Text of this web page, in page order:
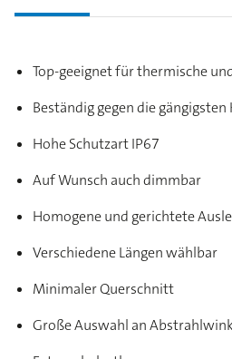
Top-geeignet für thermische
Beständig gegen die
Hohe Schutzart IP67
Auf Wunsch auch dimmbar
Homogene und gerichtete
Verschiedene Längen wählbar
Minimaler Querschnitt
Große Auswahl an